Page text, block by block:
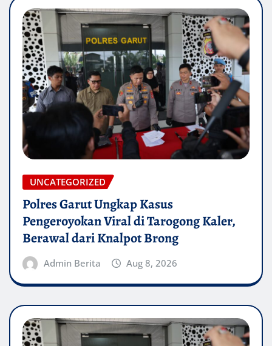
UNCATEGORIZED
Polres Garut Ungkap Kasus
Pengeroyokan Viral di Tarogong Kaler,
Berawal dari Knalpot Brong
Admin Berita Aug 8, 2026